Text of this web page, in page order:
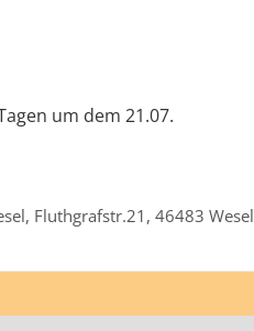
um dem 21.07.
Fluthgrafstr.21, 46483 Wesel